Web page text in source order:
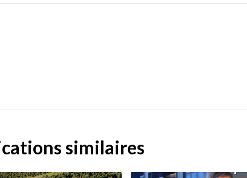
similaires